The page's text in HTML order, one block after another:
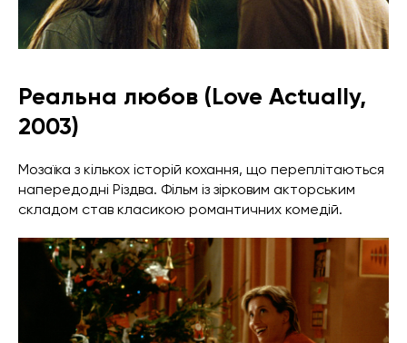
Реальна любов (Love Actually,
2003)
Мозаїка з кількох історій кохання, що переплітаються
напередодні Різдва. Фільм із зірковим акторським
складом став класикою романтичних комедій.